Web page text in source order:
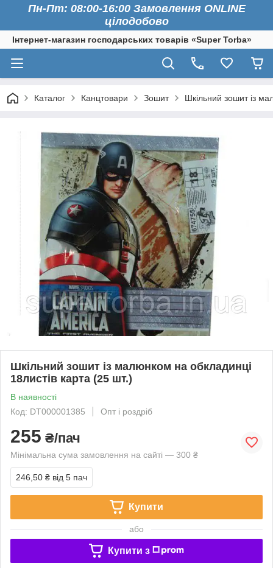
Пн-Пт: 08:00-16:00 Замовлення ONLINE
цілодобово
Інтернет-магазин господарських товарів «Super Torba»
Каталог Канцтовари Зошит Шкільний зошит із
Шкільний зошит із малюнком на обкладинці
18листів карта (25 шт.)
В наявності
Код: DT000001385
Опт і роздріб
255 ₴/пач
Мінімальна сума замовлення на сайті — 300 ₴
246,50 ₴ від 5 пач
Купити
або
Купити з